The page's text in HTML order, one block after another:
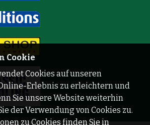
Cookie
Cookies auf unseren
Erlebnis zu erleichtern und
Sie unsere Website weiterhin
der Verwendung von Cookies zu.
zu Cookies finden Sie in